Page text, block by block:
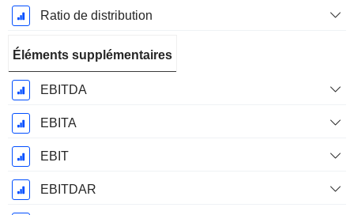
Ratio de distribution
Éléments supplémentaires
EBITDA
EBITA
EBIT
EBITDAR